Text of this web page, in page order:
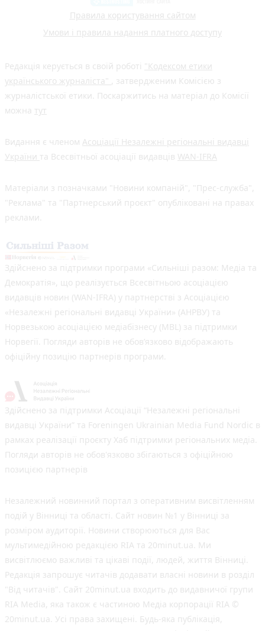
Правила користування сайтом
Умови і правила надання платного доступу
Редакція керується в своїй роботі "Кодексом етики
українського журналіста" , затвердженим Комісією з
журналістської етики. Поскаржитись на матеріал до Комісії
можна тут
Видання є членом Асоціації Незалежні регіональні видавці
України та Всесвітньої асоціації видавців WAN-IFRA
Матеріали з позначками "Новини компаній", "Прес-служба",
"Реклама" та "Партнерський проєкт" опубліковані на правах
реклами.
Здійснено за підтримки програми «Сильніші разом: Медіа та
Демократія», що реалізується Всесвітньою асоціацією
видавців новин (WAN-IFRA) у партнерстві з Асоціацією
«Незалежні регіональні видавці України» (АНРВУ) та
Норвезькою асоціацією медіабізнесу (MBL) за підтримки
Норвегії. Погляди авторів не обов’язково відображають
офіційну позицію партнерів програми.
Здійснено за підтримки Асоціації “Незалежні регіональні
видавці України” та Foreningen Ukrainian Media Fund Nordic в
рамках реалізації проєкту Хаб підтримки регіональних медіа.
Погляди авторів не обов'язково збігаються з офіційною
позицією партнерів
Незалежний новинний портал з оперативним висвітленням
подій у Вінниці та області. Сайт новин №1 у Вінниці за
розміром аудиторії. Новини створюються для Вас
мультимедійною редакцією RIA та 20minut.ua. Ми
висвітлюємо важливі та цікаві події, людей, життя Вінниці.
Редакція запрошує читачів додавати власні новини в розділ
"Від читачів". Сайт 20minut.ua входить до видавничої групи
RIA Media, яка також є частиною Медіа корпорації RIA ©
20minut.ua. Усі права захищені. Будь-яка публiкацiя,